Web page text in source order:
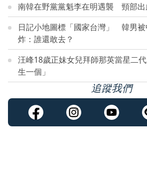
南韓在野黨黨魁李在明遇襲 頸部出
日記小地圖標「國家台灣」 韓男
炸：誰還敢去？
汪峰18歲正妹女兒拜師那英當星二
生一個」
追蹤我們